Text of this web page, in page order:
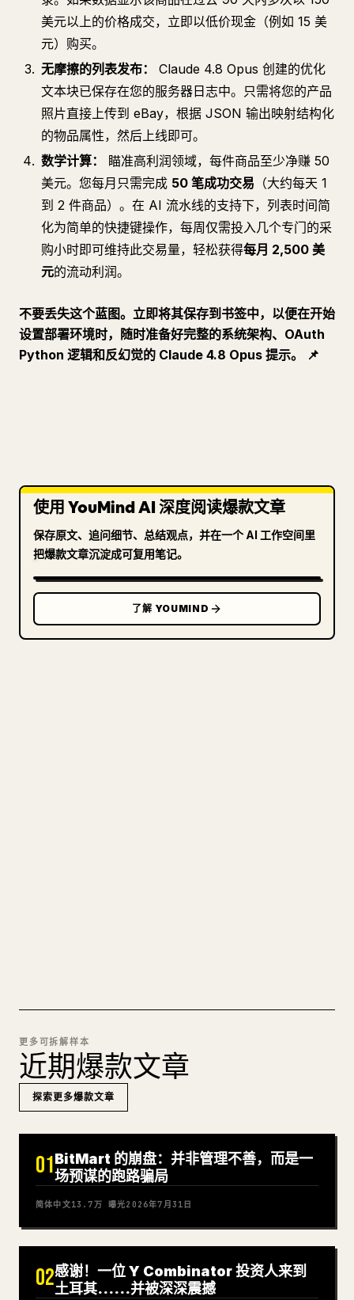
美元以上的价格成交，立即以低价现金（例如 15 美
元）购买。
无摩擦的列表发布：
Claude 4.8 Opus 创建的优化
文本块已保存在您的服务器日志中。只需将您的产品
照片直接上传到 eBay，根据 JSON 输出映射结构化
的物品属性，然后上线即可。
数学计算：
瞄准高利润领域，每件商品至少净赚 50
美元。您每月只需完成 50 笔成功交易 （大约每天 1
到 2 件商品）。在 AI 流水线的支持下，列表时间简
化为简单的快捷键操作，每周仅需投入几个专门的采
购小时即可维持此交易量，轻松获得每月 2,500 美
元的流动利润。
不要丢失这个蓝图。立即将其保存到书签中，以便在开始
设置部署环境时，随时准备好完整的系统架构、OAuth
Python 逻辑和反幻觉的 Claude 4.8 Opus 提示。
📌
使用 YouMind AI 深度阅读爆款文章
保存原文、追问细节、总结观点，并在一个 AI 工作空间里
把爆款文章沉淀成可复用笔记。
了解 YOUMIND
更多可拆解样本
近期爆款文章
探索更多爆款文章
01BitMart 的崩盘：并非管理不善，而是一
场预谋的跑路骗局
简体中文13.7万 曝光2026年7月31日
02感谢！一位 Y Combinator 投资人来到
土耳其……并被深深震撼